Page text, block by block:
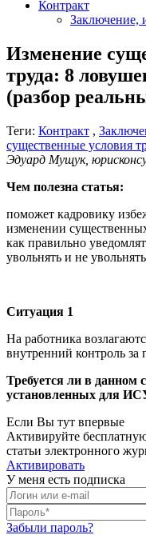
Контракт
Заключение,
Изменение
труда: 8
(разбор
Теги: Контракт ,
существенные условия
Эдуард Мущук,
Чем полезна статья:
поможет кадровику
изменении
как правильно
увольнять и не
Ситуация 1
На работника
внутренний контроль
Требуется ли в данном
установленных для
Если Вы тут впервые
Активируйте
статьи электронного
Активировать
У меня есть подписка
Забыли пароль?